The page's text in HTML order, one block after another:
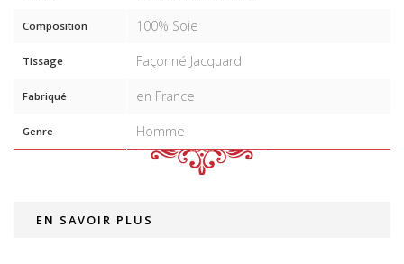
Composition 100% Soie
Tissage Façonné Jacquard
Fabriqué en France
Genre Homme
EN SAVOIR PLUS